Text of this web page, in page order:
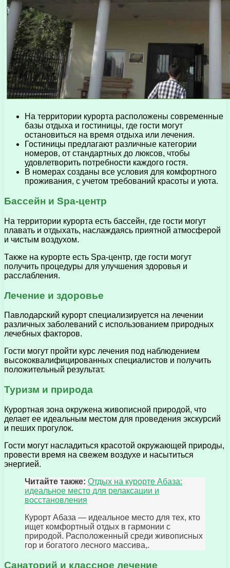
На территории курорта расположены современные
базы отдыха и гостиницы, где гости могут
остановиться на время отдыха или лечения.
Гостиницы предлагают различные категории
номеров, от стандартных до люксов, чтобы
удовлетворить потребности каждого гостя.
В номерах созданы все условия для комфортного
проживания, с учетом требований красоты и уюта.
Бассейн и Spa-центр
На территории курорта есть бассейн, где гости могут
плавать и отдыхать, наслаждаясь приятной атмосферой
и чистым воздухом.
Также на курорте есть Spa-центр, где гости могут
получить процедуры для улучшения здоровья и
расслабления.
Лечение и здоровье
Павлодарский курорт специализируется на лечении
различных заболеваний с использованием природных
лечебных факторов.
Гости могут пройти курс лечения под наблюдением
высококвалифицированных специалистов и получить
положительный результат.
Туризм и природа
Курортная зона окружена живописной природой, что
делает ее идеальным местом для проведения экскурсий
и пеших прогулок.
Гости могут насладиться красотой окружающей природы,
провести время на свежем воздухе и насытиться
энергией.
Читайте также: Отдых на курорте Абаза:
идеальное место для релаксации и
восстановления
Курорт Абаза — идеальное место для тех, кто
ищет комфортный отдых в гармонии с
природой. Расположенный среди живописных
гор и богатого лесного массива,.
Санаторий и классное лечение